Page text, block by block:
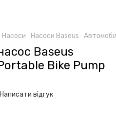
Насоси Насоси Baseus
Baseus
Bike Pump
Написати відгук